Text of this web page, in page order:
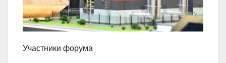
Участники форума